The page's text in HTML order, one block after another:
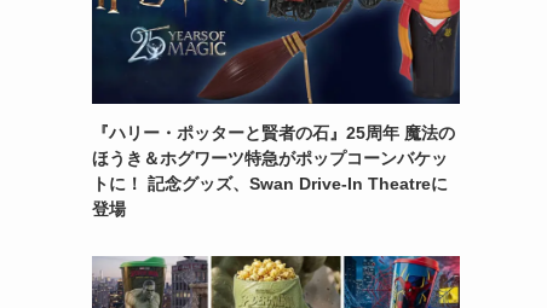
『ハリー・ポッターと賢者の石』25周年 魔法の
ほうき＆ホグワーツ特急がポップコーンバケッ
トに！ 記念グッズ、Swan Drive-In Theatreに
登場